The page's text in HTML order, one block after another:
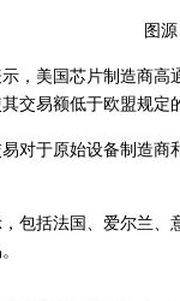
图
，美国芯片制造商高
交易额低于欧盟规定
对于原始设备制造
包括法国、爱尔兰、